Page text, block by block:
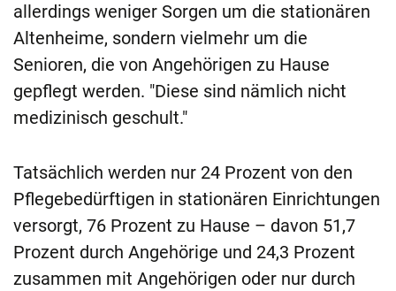
allerdings weniger Sorgen um die stationären
Altenheime, sondern vielmehr um die
Senioren, die von Angehörigen zu Hause
gepflegt werden. "Diese sind nämlich nicht
medizinisch geschult."
Tatsächlich werden nur 24 Prozent von den
Pflegebedürftigen in stationären Einrichtungen
versorgt, 76 Prozent zu Hause – davon 51,7
Prozent durch Angehörige und 24,3 Prozent
zusammen mit Angehörigen oder nur durch